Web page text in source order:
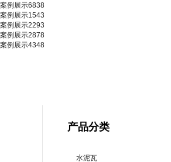
案例展示6838
案例展示1543
案例展示2293
案例展示2878
案例展示4348
产品分类
水泥瓦